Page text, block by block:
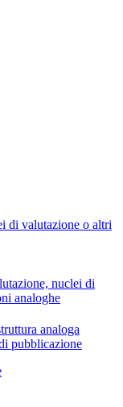
di valutazione o altri
nuclei di
analoghe
analoga
pubblicazione